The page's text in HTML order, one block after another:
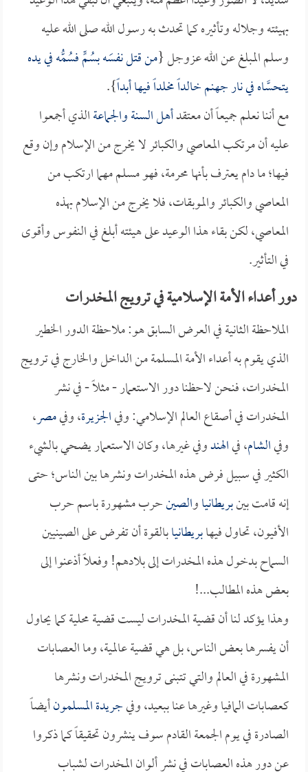
بهيئته وجلاله وتأثيره كما تحدث به رسول الله صلى الله عليه
وسلم المبلغ عن الله عزوجل {من قتل نفسَه بسُمٍّ فسُمُّه في يده
يتحسَّاه في نار جهنم خالداً مخلداً فيها أبداً}.
مع أننا نعلم جميعاً أن معتقدأهل السنة والجماعةالذي أجمعوا
عليه أن مرتكب المعاصي والكبائر لا يخرج من الإسلام وإن وقع
فيها؛ ما دام يعترف بأنها محرمة، فهو مسلم مهما ارتكب من
المعاصي والكبائر والموبقات، فلا يخرج من الإسلام بهذه
المعاصي، لكن بقاء هذا الوعيد على هيئته أبلغ في النفوس وأقوى
في التأثير.
دور أعداء الأمة الإسلامية في ترويج المخدرات
الملاحظة الثانية في العرض السابق هو: ملاحظة الدور الخطير
الذي يقوم به أعداء الأمة المسلمة من الداخل والخارج في ترويج
المخدرات، فنحن لاحظنا دور الاستعمار - مثلاً - في نشر
المخدرات في أصقاع العالم الإسلامي: وفيالجزيرة، وفيمصر،
وفيالشام، فيالهندوفي غيرها، وكان الاستعمار يضحي بالشيء
الكثير في سبيل فرض هذه المخدرات ونشرها بين الناس؛ حتى
إنه قامت بينبريطانياوالصينحرب مشهورة باسم حرب
الأفيون، تحاول فيهابريطانيابالقوة أن تفرض على الصينيين
السماح بدخول هذه المخدرات إلى بلادهم! وفعلاً أذعنوا إلى
بعض هذه المطالب...!
وهذا يؤكد لنا أن قضية المخدرات ليست قضية محلية كما يحاول
أن يفسرها بعض الناس، بل هي قضية عالمية، وما العصابات
المشهورة في العالم والتي تتبنى ترويج المخدرات ونشرها
كعصابات المافيا وغيرها عنا ببعيد، وفيجريدة المسلمونأيضاً
الصادرة في يوم الجمعة القادم سوف ينشرون تحقيقاً كما ذكروا
عن دور هذه العصابات في نشر ألوان المخدرات لشباب